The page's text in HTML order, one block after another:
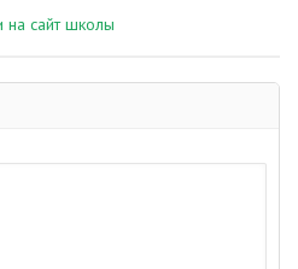
на сайт школы